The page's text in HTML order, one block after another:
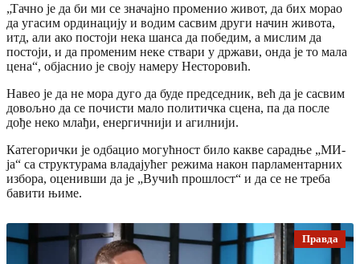
„Тачно је да би ми се значајно променио живот, да бих морао
да угасим ординацију и водим сасвим други начин живота,
итд, али ако постоји нека шанса да победим, а мислим да
постоји, и да променим неке ствари у држави, онда је то мала
цена“, објаснио је своју намеру Несторовић.
Навео је да не мора дуго да буде председник, већ да је сасвим
довољно да се почисти мало политичка сцена, па да после
дође неко млађи, енергичнији и агилнији.
Категорички је одбацио могућност било какве сарадње „МИ-
ја“ са структурама владајућег режима након парламентарних
избора, оценивши да је „Вучић прошлост“ и да се не треба
бавити њиме.
Правда